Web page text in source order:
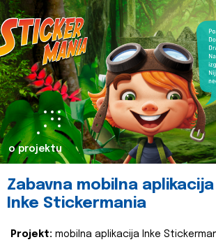
o projektu
Zabavna mobilna
Inke Stickermania
Projekt: mobilna aplikacija Inke